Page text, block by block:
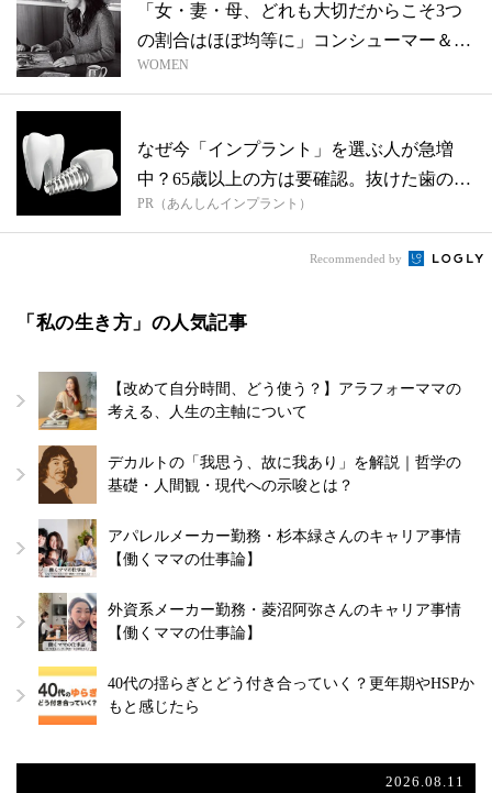
「女・妻・母、どれも大切だからこそ3つ
の割合はほぼ均等に」コンシューマー＆ビ
ジネ...
WOMEN
なぜ今「インプラント」を選ぶ人が急増
中？65歳以上の方は要確認。抜けた歯の放
置は...
PR（あんしんインプラント）
Recommended by
「私の生き方」の人気記事
【改めて自分時間、どう使う？】アラフォーママの
考える、人生の主軸について
デカルトの「我思う、故に我あり」を解説｜哲学の
基礎・人間観・現代への示唆とは？
アパレルメーカー勤務・杉本緑さんのキャリア事情
【働くママの仕事論】
外資系メーカー勤務・菱沼阿弥さんのキャリア事情
【働くママの仕事論】
40代の揺らぎとどう付き合っていく？更年期やHSPか
もと感じたら
2026.08.11